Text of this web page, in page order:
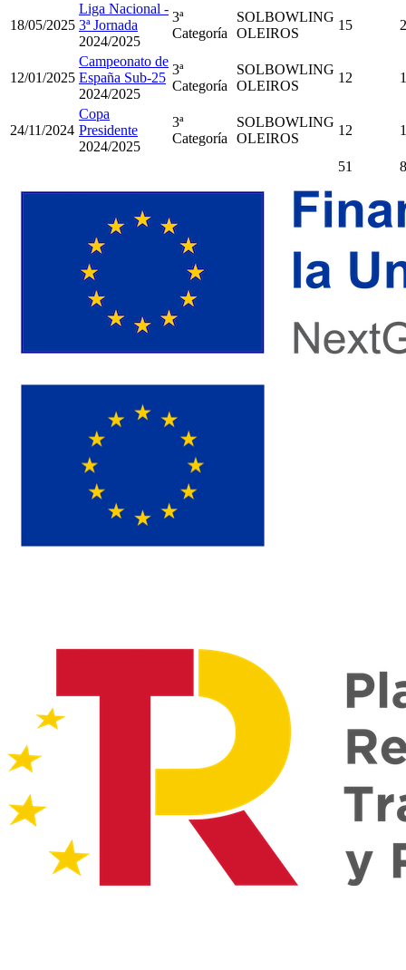
18/05/2025
Liga Nacional -
3ª Jornada
2024/2025
3ª
Categoría
SOLBOWLING
OLEIROS
15
12/01/2025
Campeonato de
España Sub-25
2024/2025
3ª
Categoría
SOLBOWLING
OLEIROS
12
24/11/2024
Copa
Presidente
2024/2025
3ª
Categoría
SOLBOWLING
OLEIROS
12
51